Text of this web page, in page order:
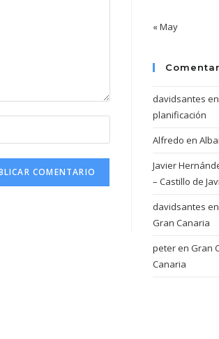
« May
davidsantes en
planificación
Alfredo en
Javier
– Castillo de
davidsantes en
Gran Canaria
peteren Gran
Canaria